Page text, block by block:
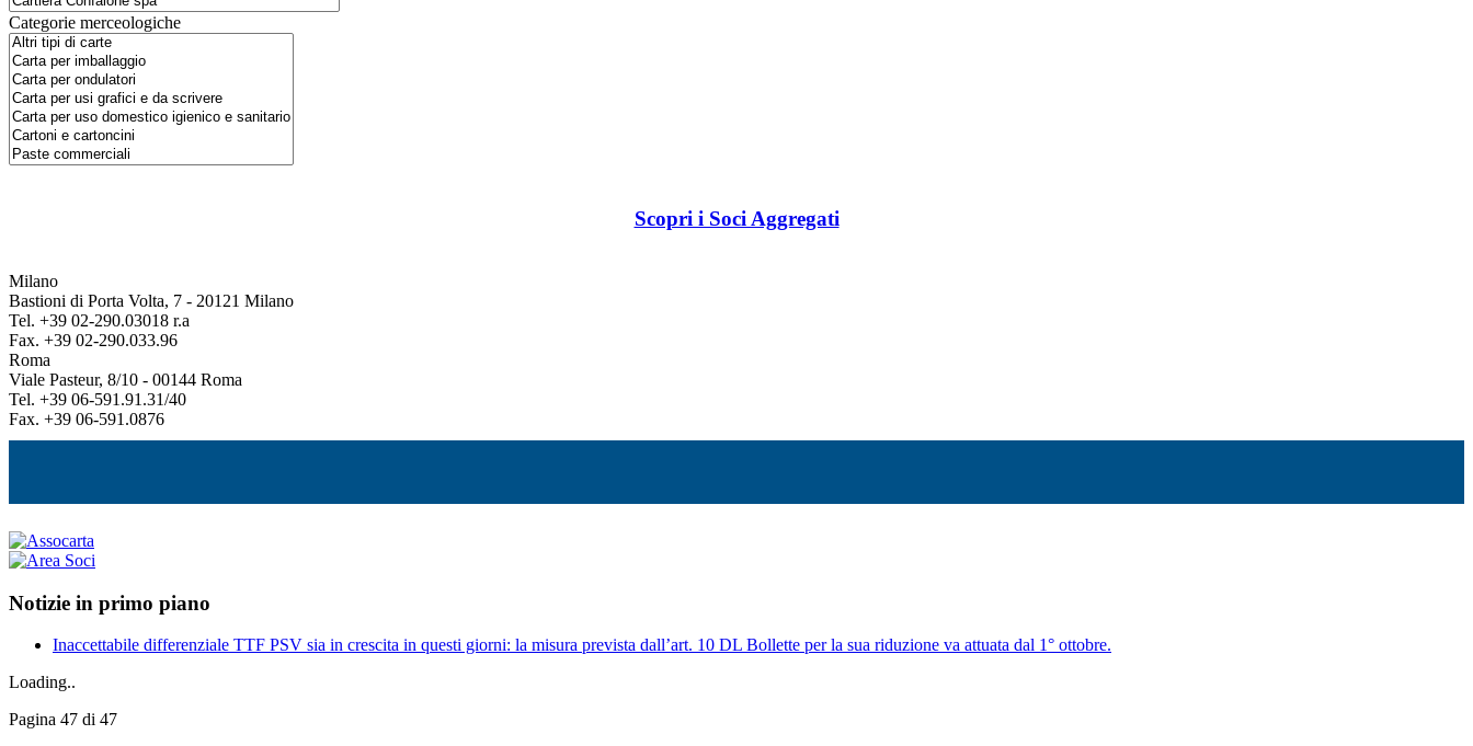
Categorie merceologiche
Scopri i Soci Aggregati
Milano
Bastioni di Porta Volta, 7 - 20121 Milano
Tel. +39 02-290.03018 r.a
Fax. +39 02-290.033.96
Roma
Viale Pasteur, 8/10 - 00144 Roma
Tel. +39 06-591.91.31/40
Fax. +39 06-591.0876
Notizie in primo piano
Inaccettabile differenziale TTF PSV sia in crescita in questi giorni: la misura prevista dall’art. 10 DL Bollette per la sua riduzione va attuata dal 1° ottobre.
Loading..
Pagina 47 di 47